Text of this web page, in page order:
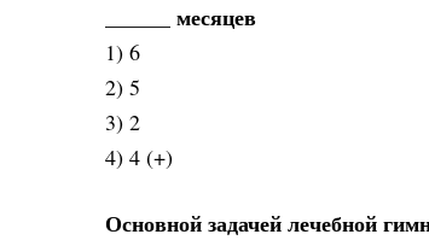
______ месяцев
1) 6
2) 5
3) 2
4) 4 (+)
Основной задачей лечебной